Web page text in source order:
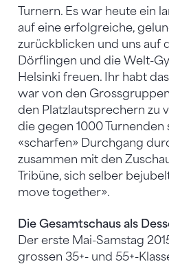
Turnern. Es war heute ein
auf eine erfolgreiche,
zurückblicken und uns auf
Dörflingen und die Welt-
Helsinki freuen. Ihr habt
war von den
den Platzlautsprechern zu
die gegen 1000
«scharfen» Durchgang
zusammen mit den
Tribüne, sich selber
move together».
Die Gesamtschaus als
Der erste Mai-Samstag
grossen 35+- und 55+-